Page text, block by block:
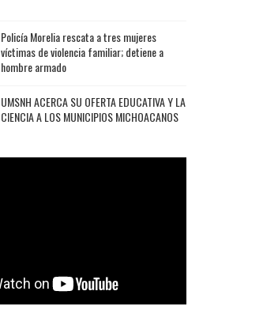
Policía Morelia rescata a tres mujeres
víctimas de violencia familiar; detiene a
hombre armado
UMSNH ACERCA SU OFERTA EDUCATIVA Y LA
CIENCIA A LOS MUNICIPIOS MICHOACANOS